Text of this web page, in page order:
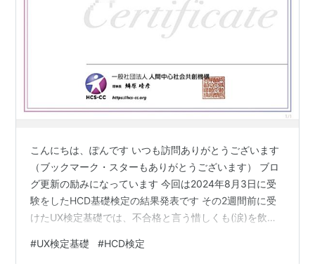
こんにちは、ぽんです いつも訪問ありがとうございます
（ブックマーク・スターもありがとうございます） ブロ
グ更新の励みになっています 今回は2024年8月3日に受
験をしたHCD基礎検定の結果発表です その2週間前に受
けたUX検定基礎では、不合格と言う惜しくも(涙)を飲む
ゃ転ばないノンデザイナーか、はたまた惨敗を重ねるノ
#UX検定基礎 #HCD検定